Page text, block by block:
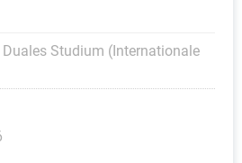
Studium (Internationale